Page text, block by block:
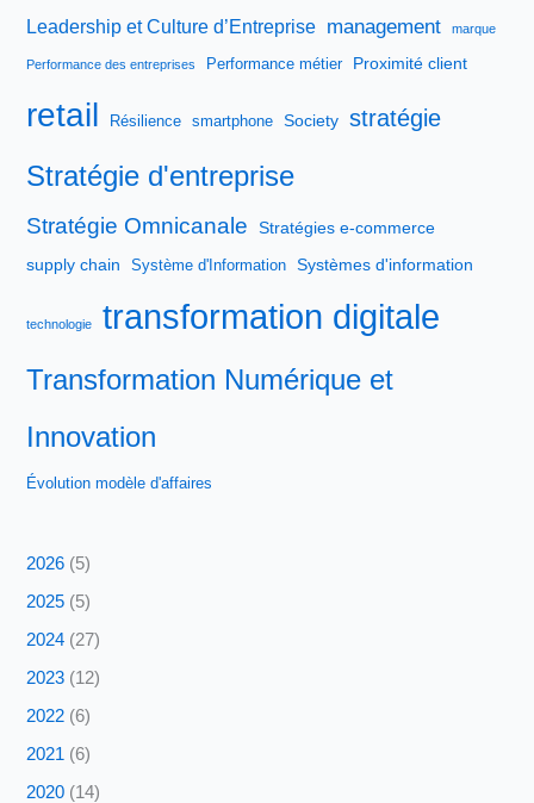
Leadership et Culture d’Entreprise management marque
Performance des entreprises Performance métier Proximité client
retail Résilience smartphone Society stratégie
Stratégie d'entreprise
Stratégie Omnicanale
Stratégies e-commerce
supply chain
Système d'Information Systèmes d'information
technologie transformation digitale
Transformation Numérique et
Innovation
Évolution modèle d'affaires
2026 (5)
2025 (5)
2024 (27)
2023 (12)
2022 (6)
2021 (6)
2020 (14)